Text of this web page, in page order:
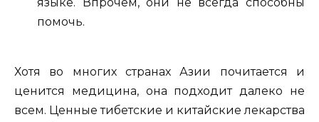
помочь.
Хотя во многих странах Азии почитается и
ценится медицина, она подходит далеко не
всем. Ценные тибетские и китайские лекарства